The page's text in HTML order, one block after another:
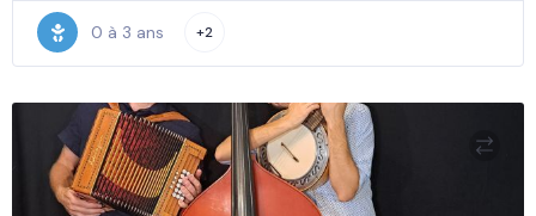
0 à 3 ans +2